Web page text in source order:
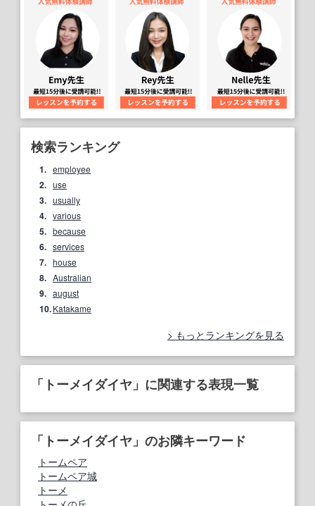
検索ランキング
1. employee
2. use
3. usually
4. various
5. because
6. services
7. house
8. Australian
9. august
10.Katakame
もっとランキングを見る
「トーメイダイヤ」に関連する表現一覧
「トーメイダイヤ」のお隣キーワード
トームペア
トームペア城
トーメ